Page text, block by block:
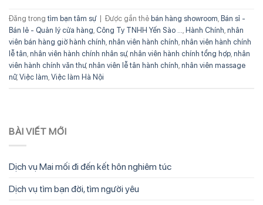
Đăng trong tìm bạn tâm sự Được gắn thẻ bán hàng showroom Bán sỉ -
Bán lẻ - Quản lý cửa hàng Công Ty TNHH Yến Sào ... Hành Chính nhân
viên bán hàng giờ hành chính nhân viên hành chính nhân viên hành chính
lễ tân nhân viên hành chính nhân sự, nhân viên hành chính tổng hợp nhân
viên hành chính văn thư, nhân viên lễ tân hành chính nhân viên massage
nữ, Việc làm Việc làm Hà Nội
BÀI VIẾT MỚI
Dịch vụ Mai mối đi đến kết hôn nghiêm túc
Dịch vụ tìm bạn đời, tìm người yêu